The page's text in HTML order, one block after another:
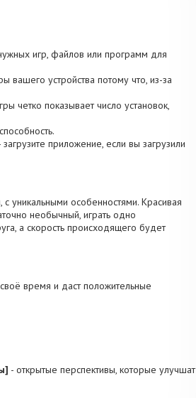
игр, файлов или программ для
устройства потому что, из-за
четко показывает число установок,
приложение, если вы загрузили
уникальными особенностями. Красивая
необычный, играть одно
а скорость происходящего будет
время и даст положительные
- открытые перспективы, которые улучшат